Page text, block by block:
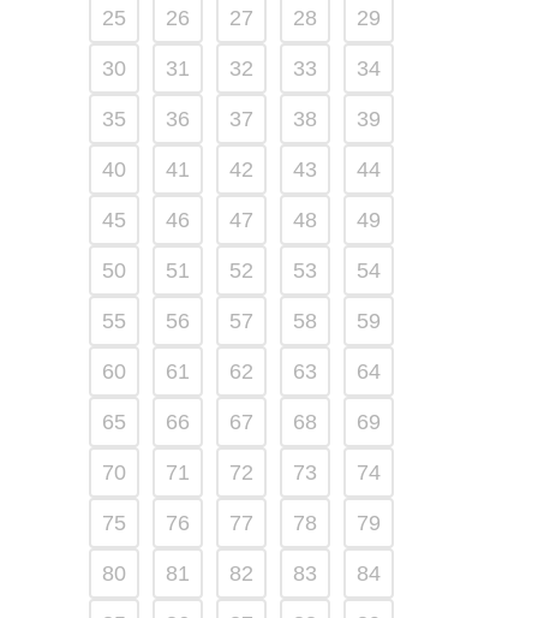
25 26 27 28 29
30 31 32 33 34
35 36 37 38 39
40 41 42 43 44
45 46 47 48 49
50 51 52 53 54
55 56 57 58 59
60 61 62 63 64
65 66 67 68 69
70 71 72 73 74
75 76 77 78 79
80 81 82 83 84